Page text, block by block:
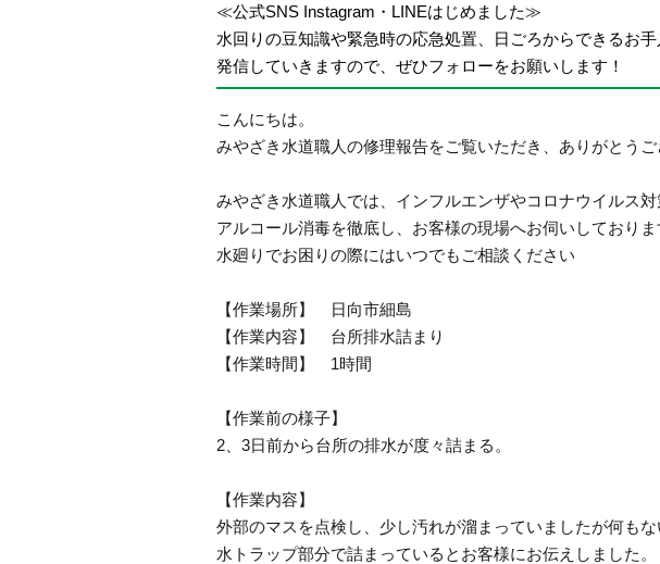
≪公式SNS Instagram・LINEはじめました≫
水回りの豆知識や緊急時の応急処置、日ごろからできるお
発信していきますので、ぜひフォローをお願いします！
こんにちは。
みやざき水道職人の修理報告をご覧いただき、ありがとうご
みやざき水道職人では、インフルエンザやコロナウイルス対
アルコール消毒を徹底し、お客様の現場へお伺いしておりま
水廻りでお困りの際にはいつでもご相談ください
【作業場所】 日向市細島
【作業内容】 台所排水詰まり
【作業時間】 1時間
【作業前の様子】
2、3日前から台所の排水が度々詰まる。
【作業内容】
外部のマスを点検し、少し汚れが溜まっていましたが何も
水トラップ部分で詰まっているとお客様にお伝えしました。